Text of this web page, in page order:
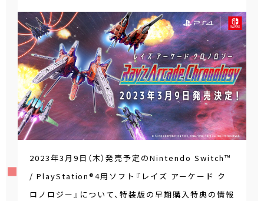
2023年3月9日（木）発売予定のNintendo Switch™
/ PlayStation®4用ソフト『レイズ アーケード ク
ロノロジー』について、特装版の早期購入特典の情報